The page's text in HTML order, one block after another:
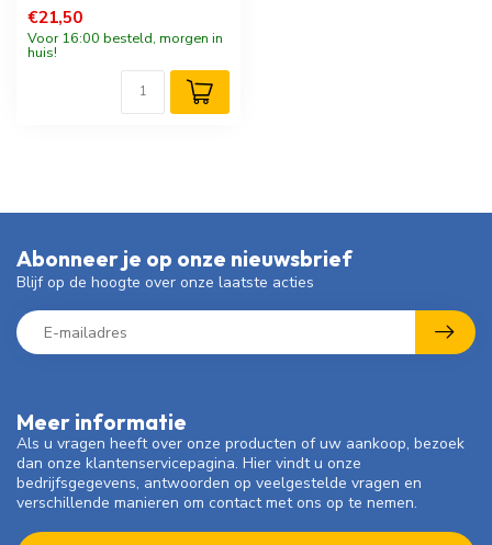
€21,50
Voor 16:00 besteld, morgen in
huis!
Meer informatie
Als u vragen heeft over onze producten of uw aankoop, bezoek
dan onze klantenservicepagina. Hier vindt u onze
bedrijfsgegevens, antwoorden op veelgestelde vragen en
verschillende manieren om contact met ons op te nemen.
Abonneer je op onze nieuwsbrief
Blijf op de hoogte over onze laatste acties